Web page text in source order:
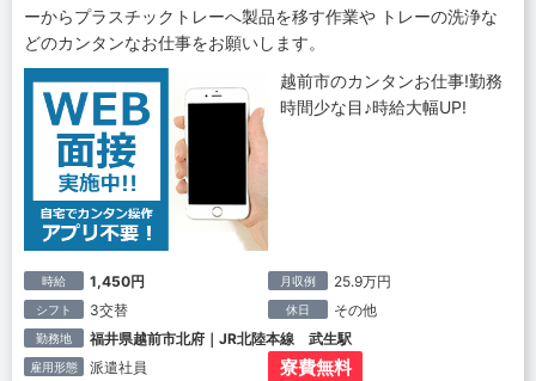
ーからプラスチックトレーへ製品を移す作業や トレーの洗浄な
どのカンタンなお仕事をお願いします。
越前市のカンタンお仕事!勤務
時間少な目♪時給大幅UP!
時給 1,450円 月収例 25.9万円
シフト 3交替 休日 その他
勤務地 福井県越前市北府｜JR北陸本線 武生駅
雇用形態 派遣社員 寮費無料